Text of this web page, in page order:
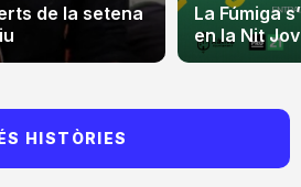
de la setena
La Fúmiga
en la Nit
HISTÒRIES